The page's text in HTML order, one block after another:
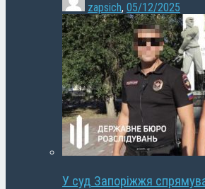
zapsich, 05/12/2025
У суд Запоріжжя